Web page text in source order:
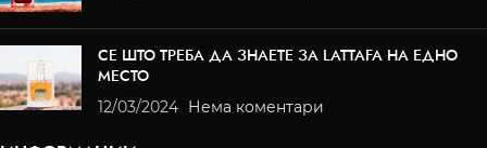
СЕ ШТО ТРЕБА ДА ЗНАЕТЕ ЗА LATTAFA НА ЕДНО
МЕСТО
12/03/2024 Нема коментари